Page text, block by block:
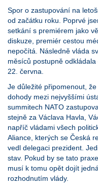
Spor o zastupování na
od začátku roku. Poprvé
setkání s premiérem jako
diskuze, premiér cestou
nepočítá. Následně vláda
měsíců postupně
22. června.
Je důležité připomenout,
dohody mezi nejvyššími
summitech NATO
stejně za Václava Havla,
napříč vládami všech
Aliance, kterých se Česká
vedl delegaci prezident.
stav. Pokud by se tato
musí k tomu opět dojít
rozhodnutím vlády.